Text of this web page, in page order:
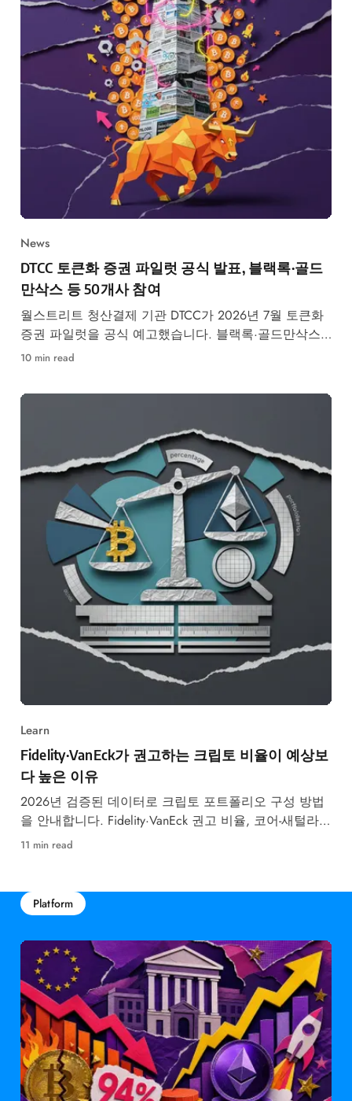
News
DTCC 토큰화 증권 파일럿 공식 발표, 블랙록·골드
만삭스 등 50개사 참여
월스트리트 청산결제 기관 DTCC가 2026년 7월 토큰화
증권 파일럿을 공식 예고했습니다. 블랙록·골드만삭스
등 50개사 참여, RWA 시장 구조 변화가 본격화됩니다.
10 min read
Learn
Fidelity·VanEck가 권고하는 크립토 비율이 예상보
다 높은 이유
2026년 검증된 데이터로 크립토 포트폴리오 구성 방법
을 안내합니다. Fidelity·VanEck 권고 비율, 코어-새털라이
트 전략, 리밸런싱 일정까지 단계별로 정리했습니다.
11 min read
Platform